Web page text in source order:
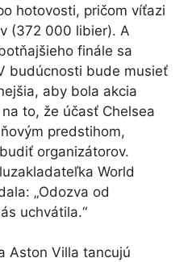
hotovosti, pričom víťazi
(372 000 libier). A
finále sa
budúcnosti bude musieť
aby bola akcia
to, že účasť Chelsea
predstihom,
organizátorov.
World
„Odozva od
uchvátila.“
Aston Villa tancujú